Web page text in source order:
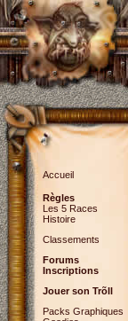
Accueil
Règles
Les 5 Races
Histoire
Classements
Forums
Inscriptions
Jouer son Trõll
Packs Graphiques